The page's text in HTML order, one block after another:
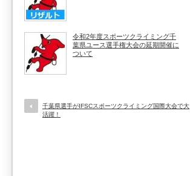
令和2年度スポーツクライミング千
葉県ユース選手権大会の延期開催に
ついて
千葉県選手がIFSCスポーツクライミング国際大会で大
活躍！